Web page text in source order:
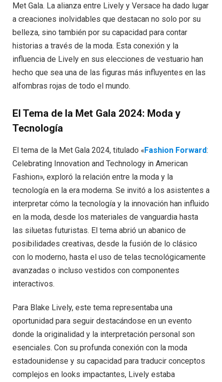
Met Gala. La alianza entre Lively y Versace ha dado lugar
a creaciones inolvidables que destacan no solo por su
belleza, sino también por su capacidad para contar
historias a través de la moda. Esta conexión y la
influencia de Lively en sus elecciones de vestuario han
hecho que sea una de las figuras más influyentes en las
alfombras rojas de todo el mundo.
El Tema de la Met Gala 2024: Moda y
Tecnología
El tema de la Met Gala 2024, titulado «Fashion Forward:
Celebrating Innovation and Technology in American
Fashion», exploró la relación entre la moda y la
tecnología en la era moderna. Se invitó a los asistentes a
interpretar cómo la tecnología y la innovación han influido
en la moda, desde los materiales de vanguardia hasta
las siluetas futuristas. El tema abrió un abanico de
posibilidades creativas, desde la fusión de lo clásico
con lo moderno, hasta el uso de telas tecnológicamente
avanzadas o incluso vestidos con componentes
interactivos.
Para Blake Lively, este tema representaba una
oportunidad para seguir destacándose en un evento
donde la originalidad y la interpretación personal son
esenciales. Con su profunda conexión con la moda
estadounidense y su capacidad para traducir conceptos
complejos en looks impactantes, Lively estaba